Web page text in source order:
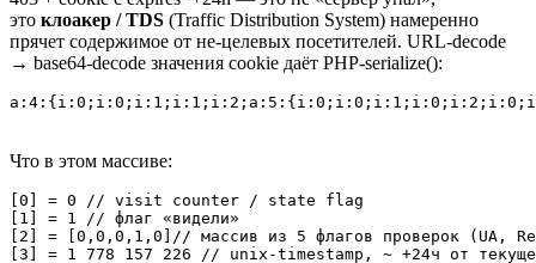
это клоакер / TDS (Traffic Distribution System) намеренно
прячет содержимое от не‑целевых посетителей. URL‑decode
→ base64-decode значения cookie даёт PHP‑serialize():
Что в этом массиве:
[0] = 0 // visit counter / state flag
[1] = 1 // флаг «видели»
[2] = [0,0,0,1,0]// массив из 5 флагов проверок (UA,
[3] = 1 778 157 226 // unix‑timestamp, ~ +24ч от